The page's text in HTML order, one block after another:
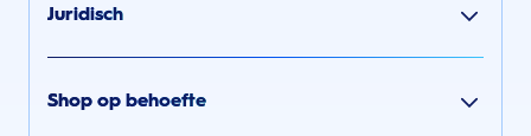
Juridisch
Shop op behoefte